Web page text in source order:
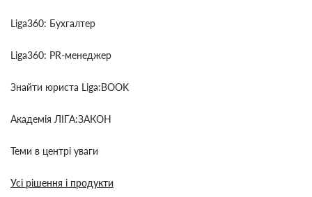
Liga360: Бухгалтер
Liga360: PR-менеджер
Знайти юриста Liga:BOOK
Академія ЛІГА:ЗАКОН
Теми в центрі уваги
Усі рішення і продукти